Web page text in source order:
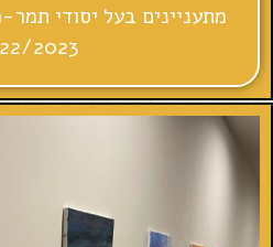
מתעניינים בעל יסודי
2023